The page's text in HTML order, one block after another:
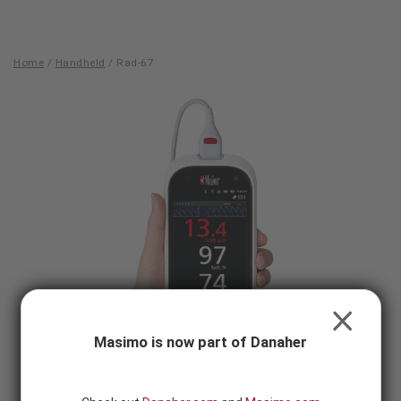
Home / Handheld / Rad-67
Masimo is now part of Danaher
CLOSE